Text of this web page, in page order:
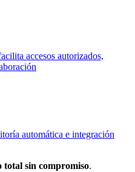
accesos autorizados,
automática e integración
total sin compromiso.